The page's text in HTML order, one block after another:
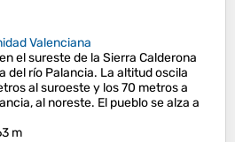
Valenciana
el sureste de la Sierra Calderona
del río Palancia. La altitud oscila
al suroeste y los 70 metros a
al noreste. El pueblo se alza a
m